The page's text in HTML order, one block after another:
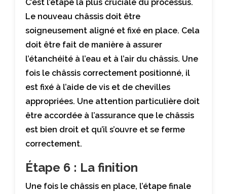
C’est l’étape la plus cruciale du processus.
Le nouveau châssis doit être
soigneusement aligné et fixé en place. Cela
doit être fait de manière à assurer
l’étanchéité à l’eau et à l’air du châssis. Une
fois le châssis correctement positionné, il
est fixé à l’aide de vis et de chevilles
appropriées. Une attention particulière doit
être accordée à l’assurance que le châssis
est bien droit et qu’il s’ouvre et se ferme
correctement.
Étape 6 : La finition
Une fois le châssis en place, l’étape finale